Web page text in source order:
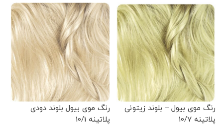
رنگ موی بیول – بلوند زیتونی
پلاتینه 10/7
رنگ موی بیول بلوند دودی
پلاتینه 10/1